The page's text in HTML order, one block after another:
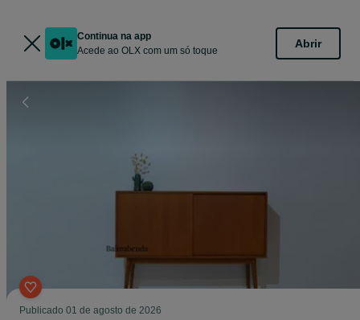
Continua na app
Acede ao OLX com um só toque
Abrir
Publicado 01 de agosto de 2026